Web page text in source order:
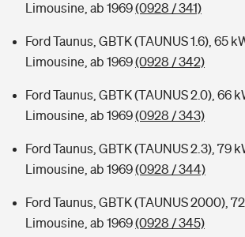
Kinderunfall-Check: Mehr Sicherheit für deine
Typklassen: So ist Ihr Auto eingestuft
Sie haben Fragen?
Limousine, ab 1969(0928 / 341)
Ford Taunus, GBTK (TAUNUS 1.6), 65
Limousine, ab 1969(0928 / 342)
Ford Taunus, GBTK (TAUNUS 2.0), 66
Limousine, ab 1969(0928 / 343)
Ford Taunus, GBTK (TAUNUS 2.3), 79
Limousine, ab 1969(0928 / 344)
Ford Taunus, GBTK (TAUNUS 2000),
Limousine, ab 1969(0928 / 345)